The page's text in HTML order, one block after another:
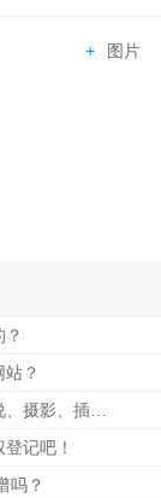
+ 图片
？
记吧！
吗？